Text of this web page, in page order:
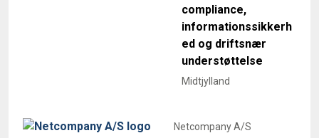
compliance,
informationssikkerh
ed og driftsnær
understøttelse
Midtjylland
Netcompany A/S